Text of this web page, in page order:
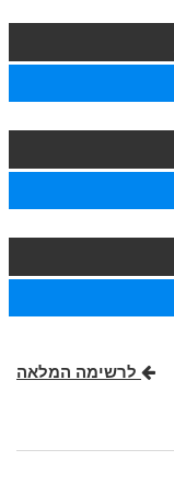
לרשימה המלאה